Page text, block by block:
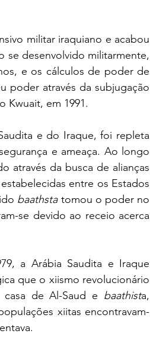
militar iraquiano e acabou
se desenvolvido militarmente,
e os cálculos de poder de
poder através da subjugação
Kwuait, em 1991.
e do Iraque, foi repleta
e ameaça. Ao longo
através da busca de alianças
entre os Estados
baathsta tomou o poder no
se devido ao receio acerca
a Arábia Saudita e Iraque
que o xiismo revolucionário
de Al-Saud e baathista,
xiitas encontravam-